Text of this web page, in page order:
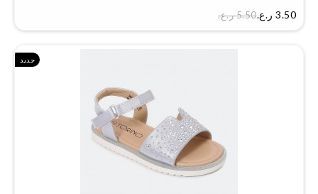
3.50 ر.ع.‏
5.50 ر.ع.‏
جديد